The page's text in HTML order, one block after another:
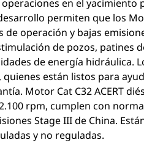
operaciones en el yacimiento
permiten que los
operación y bajas
de pozos, patines
de energía hidráulica.
están listos para
Motor Cat C32 ACERT
rpm, cumplen con
Stage III de China.
y no reguladas.